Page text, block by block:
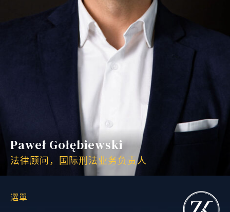
Paweł Gołębiewski
法律顾问，国际刑法业务负责人
選單